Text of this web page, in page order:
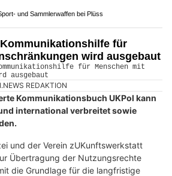
und Sammlerwaffen bei Plüss
für
wird ausgebaut
REDAKTION
Kommunikationsbuch UKPol kann
international verbreitet sowie
und der Verein zUKunftswerkstatt
Übertragung der Nutzungsrechte
die Grundlage für die langfristige